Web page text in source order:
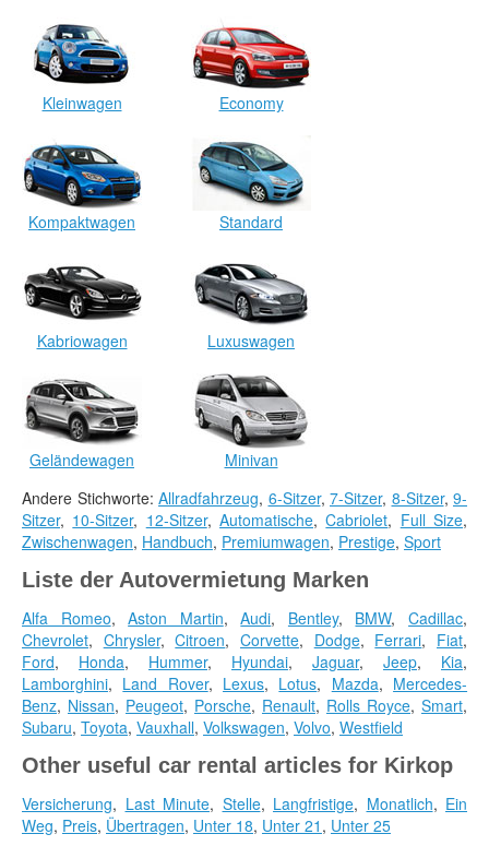
Kleinwagen Economy
Kompaktwagen Standard
Kabriowagen Luxuswagen
Geländewagen
Minivan
Andere Stichworte: Allradfahrzeug, 6-Sitzer, 7-Sitzer, 8-Sitzer, 9-
Sitzer, 10-Sitzer, 12-Sitzer,Automatische,Cabriolet, Full Size,
Zwischenwagen, Handbuch, Premiumwagen, Prestige, Sport
Liste der Autovermietung Marken
Alfa Romeo,Aston Martin,Audi, Bentley, BMW,Cadillac,
Chevrolet, Chrysler,Citroen,Corvette, Dodge, Ferrari, Fiat,
Ford, Honda, Hummer, Hyundai, Jaguar, Jeep, Kia,
Lamborghini, Land Rover, Lexus, Lotus, Mazda, Mercedes-
Benz, Nissan, Peugeot, Porsche, Renault, Rolls Royce, Smart,
Subaru, Toyota, Vauxhall, Volkswagen, Volvo, Westfield
Other useful car rental articles for Kirkop
Versicherung, Last Minute, Stelle, Langfristige, Monatlich, Ein
Weg, Preis, Übertragen, Unter 18, Unter 21 , Unter 25